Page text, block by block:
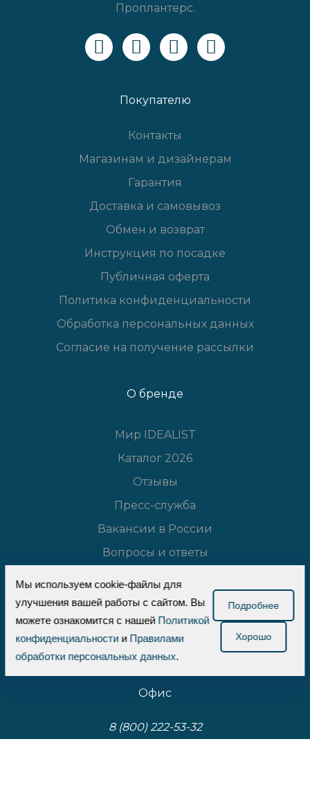
Проплантерс.
Покупателю
Контакты
Магазинам и дизайнерам
Гарантия
Доставка и самовывоз
Обмен и возврат
Инструкция по посадке
Публичная оферта
Политика конфиденциальности
Обработка персональных данных
Согласие на получение рассылки
О бренде
Мир IDEALIST
Каталог 2026
Отзывы
Пресс-служба
Вакансии в России
Вопросы и ответы
Блог
Реквизиты
Карта сайта
Офис
8 (800) 222-53-32
Мы используем cookie-файлы для
улучшения вашей работы с сайтом. Вы
можете ознакомится с нашей Политикой
конфиденциальностии Правилами
обработки персональных данных.
Подробнее
Хорошо